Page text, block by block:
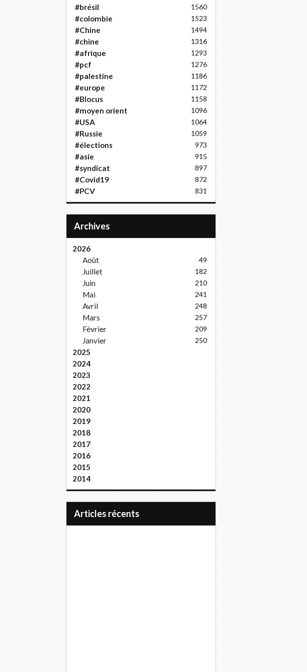
#brésil 1560
#colombie 1523
#Chine 1494
#chine 1316
#afrique 1293
#pcf 1276
#palestine 1186
#europe 1172
#Blocus 1158
#moyen orient 1096
#USA 1064
#Russie 1059
#élections 973
#asie 915
#syndicat 897
#Covid19 872
#PCV 831
Archives
2026
Août
49
Juillet 182
Juin 210
Mai 241
Avril 248
Mars 257
Février 209
Janvier 250
2025
2024
2023
2022
2021
2020
2019
2018
2017
2016
2015
2014
articles récents